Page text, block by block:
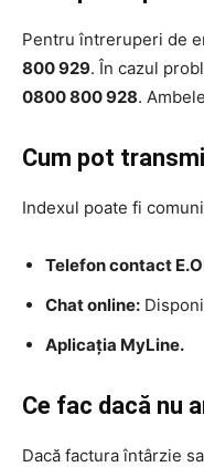
Pentru întreruperi de
800 929. În cazul
0800 800 928.
Cum pot
Indexul poate fi
Telefon contact
Chat online:
Aplicația MyLine.
Ce fac dacă nu
Dacă factura întârzie